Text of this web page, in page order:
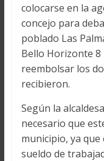
colocarse en la
concejo para
poblado Las
Bello Horizonte 8
reembolsar los
recibieron.
Según la
necesario que
municipio, ya
sueldo de